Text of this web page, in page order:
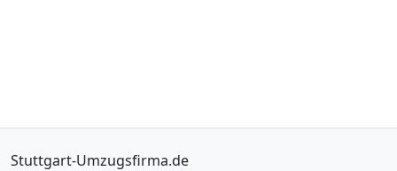
Stuttgart-Umzugsfirma.de